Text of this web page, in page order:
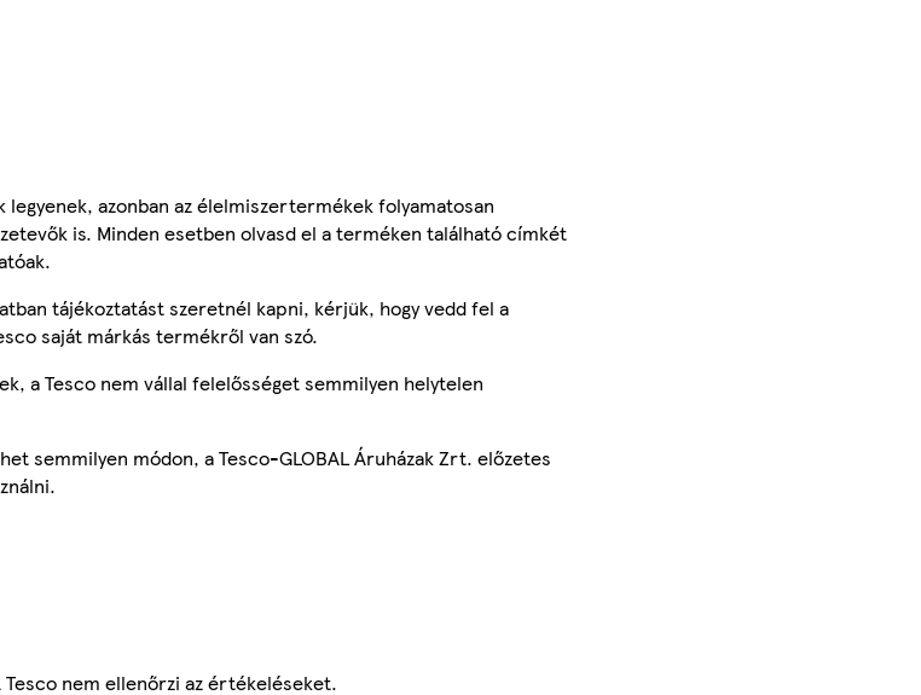
azonban az élelmiszertermékek folyamatosan
is. Minden esetben olvasd el a terméken található címkét
tájékoztatást szeretnél kapni, kérjük, hogy vedd fel a
saját márkás termékről van szó.
a Tesco nem vállal felelősséget semmilyen helytelen
semmilyen módon, a Tesco-GLOBAL Áruházak Zrt. előzetes
nem ellenőrzi az értékeléseket.